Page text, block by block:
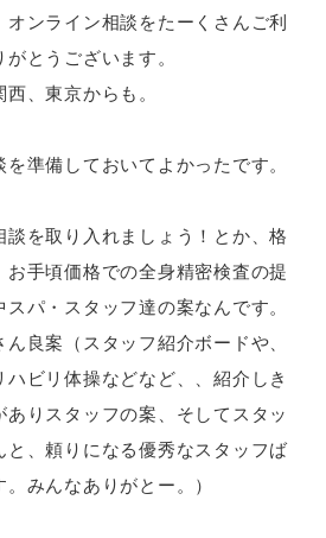
ンライン相談をたーくさんご利
とうございます。
、東京からも。
準備しておいてよかったです。
談を取り入れましょう！とか、格
手頃価格での全身精密検査の提
パ・スタッフ達の案なんです。
良案（スタッフ紹介ボードや、
ビリ体操などなど、、紹介しき
りスタッフの案、そしてスタッ
と、頼りになる優秀なスタッフば
みんなありがとー。）